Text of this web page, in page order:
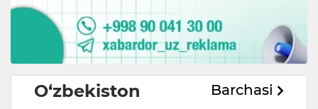
O‘zbekiston Barchasi